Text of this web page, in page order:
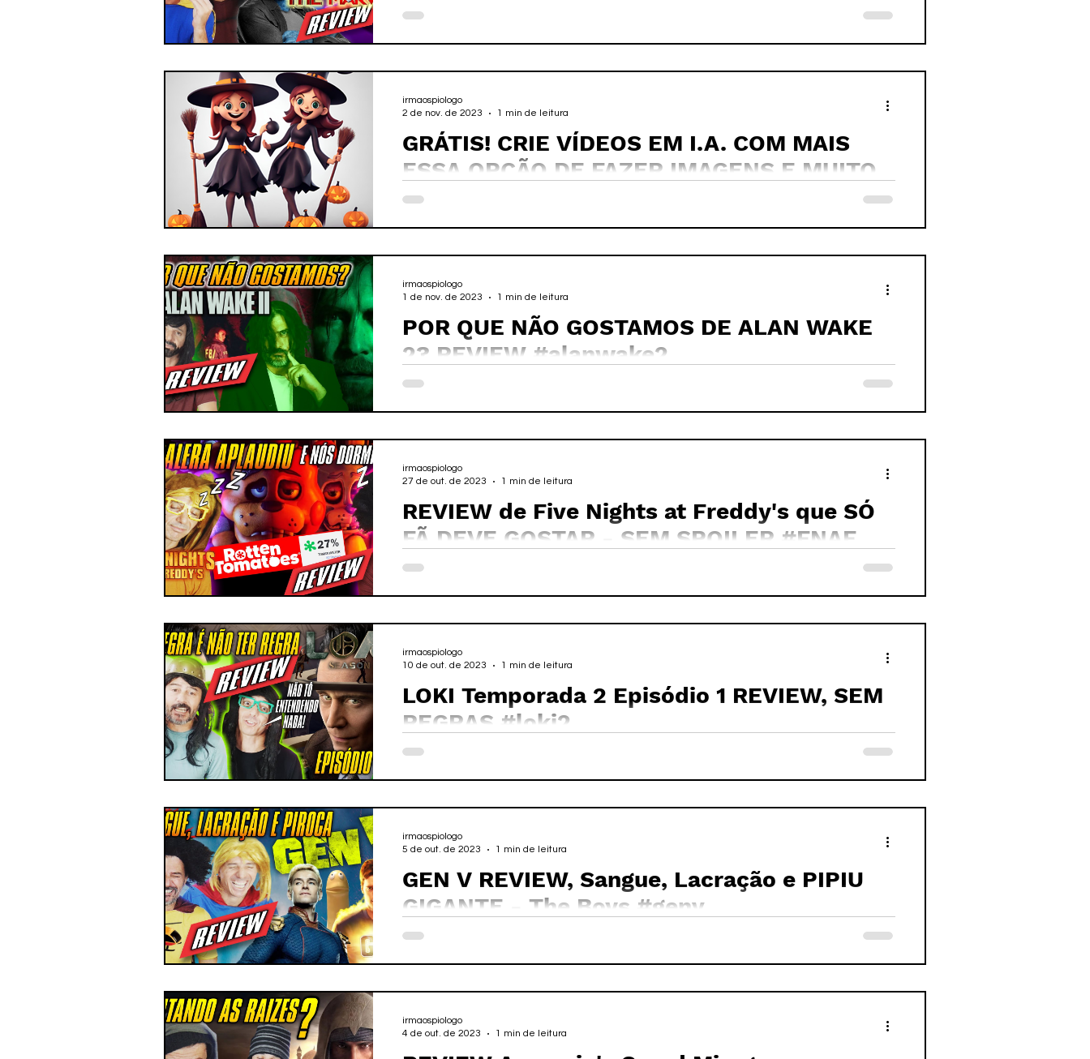
GRÁTIS! CRIE VÍDEOS EM I.A. COM MAIS
ESSA OPÇÃO DE FAZER IMAGENS E MUITO
MAIS EM I.A.
irmaospiologo
2 de nov. de 2023
1 min de leitura
POR QUE NÃO GOSTAMOS DE ALAN WAKE
2? REVIEW #alanwake2
irmaospiologo
1 de nov. de 2023
1 min de leitura
REVIEW de Five Nights at Freddy's que SÓ
FÃ DEVE GOSTAR - SEM SPOILER #FNAF
irmaospiologo
27 de out. de 2023
1 min de leitura
LOKI Temporada 2 Episódio 1 REVIEW, SEM
REGRAS #loki2
irmaospiologo
10 de out. de 2023
1 min de leitura
GEN V REVIEW, Sangue, Lacração e PIPIU
GIGANTE - The Boys #genv
irmaospiologo
5 de out. de 2023
1 min de leitura
irmaospiologo
4 de out. de 2023
1 min de leitura